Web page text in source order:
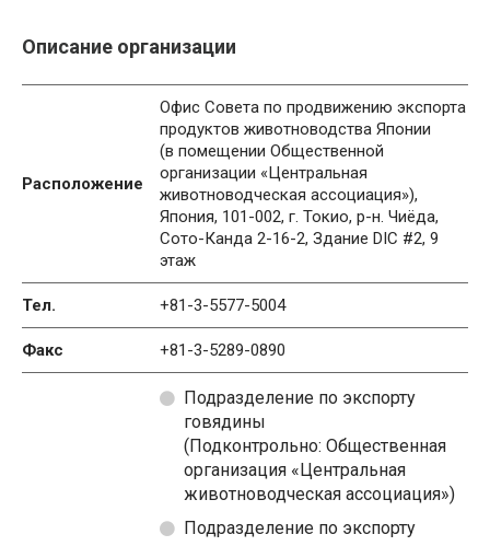
Описание организации
Расположение
Офис Совета по продвижению экспорта
продуктов животноводства Японии
(в помещении Общественной
организации «Центральная
животноводческая ассоциация»),
Япония, 101-002, г. Токио, р-н. Чиёда,
Сото-Канда 2-16-2, Здание DIC #2, 9
этаж
Тел. +81-3-5577-5004
Факс +81-3-5289-0890
Подразделение по экспорту
говядины
(Подконтрольно: Общественная
организация «Центральная
животноводческая ассоциация»)
Подразделение по экспорту